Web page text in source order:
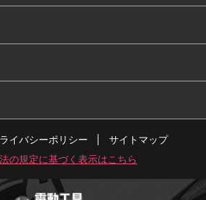
イバシーポリシー
サイトマップ
の規定に基づく表示はこちら